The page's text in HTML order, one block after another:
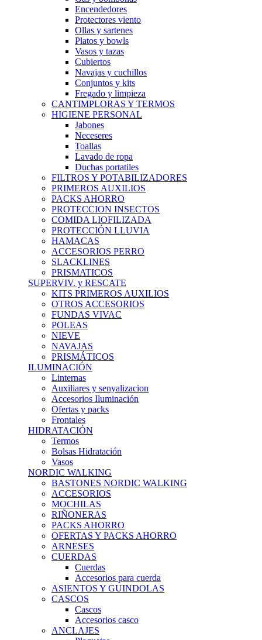
Encendedores
Protectores viento
Ollas y sartenes
Platos y bowls
Vasos y tazas
Cubiertos
Navajas y cuchillos
Conjuntos y kits
Fregado y limpieza
CANTIMPLORAS Y TERMOS
HIGIENE PERSONAL
Jabones
Neceseres
Toallas
Lavado de ropa
Duchas portatiles
FILTROS Y POTABILIZADORES
PRIMEROS AUXILIOS
PACKS AHORRO
PROTECCION INSECTOS
COMIDA LIOFILIZADA
PROTECCIÓN LLUVIA
HAMACAS
ACCESORIOS PERRO
SLACKLINES
PRISMATICOS
SUPERVIV. y RESCATE
KITS PRIMEROS AUXILIOS
OTROS ACCESORIOS
FUNDAS VIVAC
POLEAS
NIEVE
NAVAJAS
PRISMÁTICOS
ILUMINACIÓN
Linternas
Auxiliares y senyalizacion
Accesorios Iluminación
Ofertas y packs
Frontales
HIDRATACIÓN
Termos
Bolsas Hidratación
Vasos
NORDIC WALKING
BASTONES NORDIC WALKING
ACCESORIOS
MOCHILAS
RIÑONERAS
PACKS AHORRO
OFERTAS Y PACKS AHORRO
ARNESES
CUERDAS
Cuerdas
Accesorios para cuerda
ASIENTOS Y GUINDOLAS
CASCOS
Cascos
Accesorios casco
ANCLAJES